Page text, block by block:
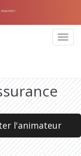
l'animateur